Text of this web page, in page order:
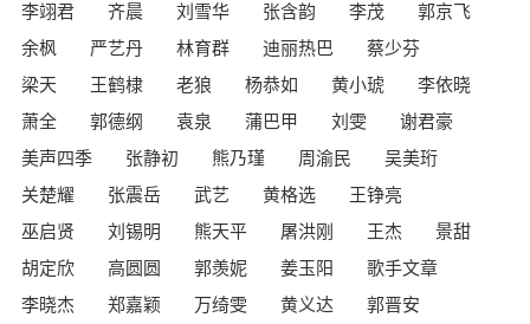
李翊君 齐晨 刘雪华 张含韵 李茂
郭京飞
余枫
严艺丹 林育群 迪丽热巴
蔡少芬
梁天
王鹤棣 老狼 杨恭如 黄小琥
李依晓
萧全
郭德纲 袁泉 蒲巴甲 刘雯
谢君豪
美声四季
张静初 熊乃瑾 周渝民
吴美珩
关楚耀
张震岳 武艺 黄格选
王铮亮
巫启贤
刘锡明 熊天平 屠洪刚 王杰
景甜
胡定欣
高圆圆 郭羡妮 姜玉阳
歌手文章
李晓杰
郑嘉颖 万绮雯 黄义达
郭晋安